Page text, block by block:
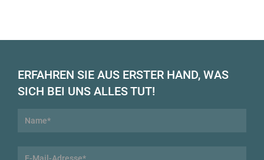
ERFAHREN SIE AUS ERSTER HAND, WAS
SICH BEI UNS ALLES TUT!